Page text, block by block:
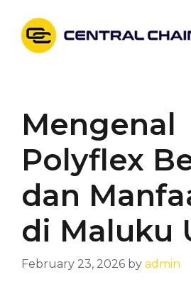
content
Mengenal
Polyflex
dan
di Maluku
February 23, 2026 by admin